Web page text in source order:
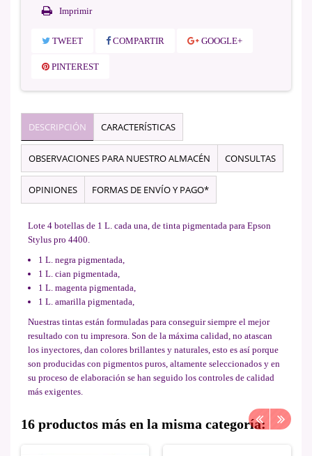
Imprimir
TWEET COMPARTIR GOOGLE+
PINTEREST
DESCRIPCIÓN CARACTERÍSTICAS
OBSERVACIONES PARA NUESTRO ALMACÉN CONSULTAS
OPINIONES FORMAS DE ENVÍO Y PAGO*
Lote 4 botellas de 1 L. cada una, de tinta pigmentada para Epson
Stylus pro 4400.
1 L. negra pigmentada,
1 L. cian pigmentada,
1 L. magenta pigmentada,
1 L. amarilla pigmentada,
Nuestras tintas están formuladas para conseguir siempre el mejor
resultado con tu impresora. Son de la máxima calidad, no atascan
los inyectores, dan colores brillantes y naturales, esto es así porque
son producidas con pigmentos puros, altamente seleccionados y en
su proceso de elaboración se han seguido los controles de calidad
más exigentes.
16 productos más en la misma categoría: